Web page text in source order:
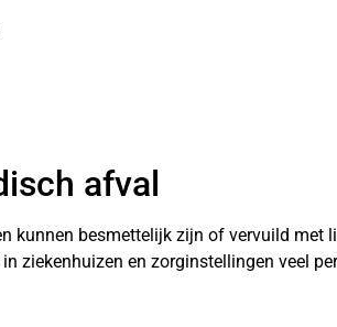
afval
kunnen besmettelijk zijn of vervuild met
ziekenhuizen en zorginstellingen veel